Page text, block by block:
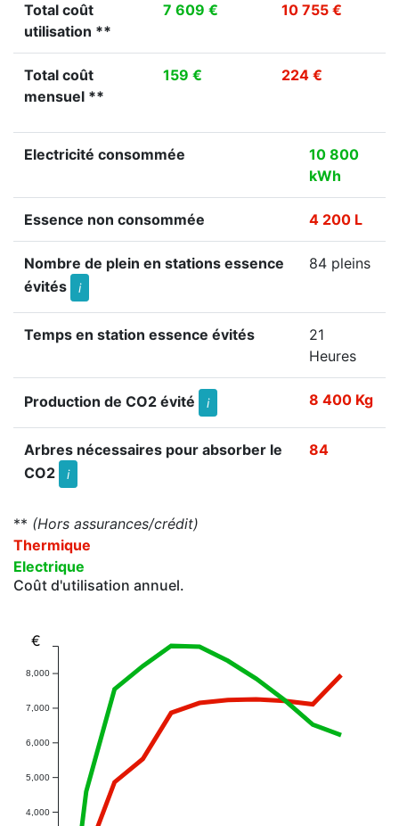
Total coût
utilisation **
7 609 € 10 755 €
Total coût
mensuel **
159 € 224 €
Electricité consommée
10 800
kWh
Essence non consommée 4 200 L
Nombre de plein en stations essence
évités
i
84 pleins
Temps en station essence évités
21
Heures
Production de CO2 évité i 8 400 Kg
Arbres nécessaires pour absorber le
CO2
i
84
** (Hors assurances/crédit)
Thermique
Electrique
Coût d'utilisation annuel.
4,000
5,000
6,000
7,000
8,000
€